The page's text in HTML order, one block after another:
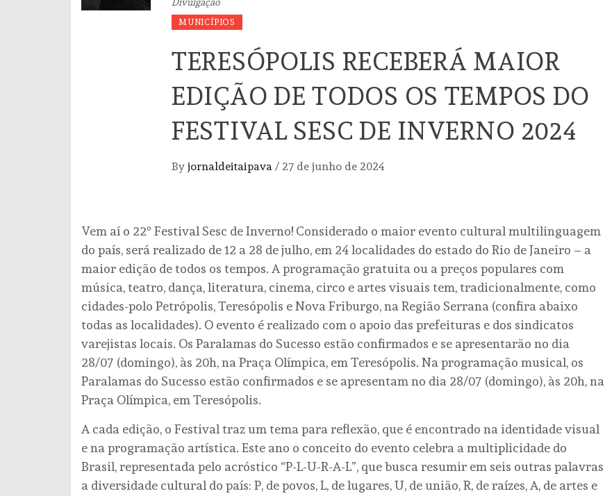
Divulgação
MUNICÍPIOS
TERESÓPOLIS RECEBERÁ MAIOR
EDIÇÃO DE TODOS OS TEMPOS DO
FESTIVAL SESC DE INVERNO 2024
By jornaldeitaipava / 27 de junho de 2024
Vem aí o 22º Festival Sesc de Inverno! Considerado o maior evento cultural multilinguagem
do país, será realizado de 12 a 28 de julho, em 24 localidades do estado do Rio de Janeiro – a
maior edição de todos os tempos. A programação gratuita ou a preços populares com
música, teatro, dança, literatura, cinema, circo e artes visuais tem, tradicionalmente, como
cidades-polo Petrópolis, Teresópolis e Nova Friburgo, na Região Serrana (confira abaixo
todas as localidades). O evento é realizado com o apoio das prefeituras e dos sindicatos
varejistas locais. Os Paralamas do Sucesso estão confirmados e se apresentarão no dia
28/07 (domingo), às 20h, na Praça Olímpica, em Teresópolis. Na programação musical, os
Paralamas do Sucesso estão confirmados e se apresentam no dia 28/07 (domingo), às 20h, na
Praça Olímpica, em Teresópolis.
A cada edição, o Festival traz um tema para reflexão, que é encontrado na identidade visual
e na programação artística. Este ano o conceito do evento celebra a multiplicidade do
Brasil, representada pelo acróstico “P-L-U-R-A-L”, que busca resumir em seis outras palavras
a diversidade cultural do país: P, de povos, L, de lugares, U, de união, R, de raízes, A, de artes e